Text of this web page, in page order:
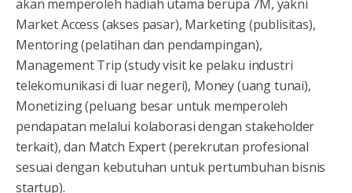
akan memperoleh hadiah utama berupa 7M, yakni
Market Access (akses pasar), Marketing (publisitas),
Mentoring (pelatihan dan pendampingan),
Management Trip (study visit ke pelaku industri
telekomunikasi di luar negeri), Money (uang tunai),
Monetizing (peluang besar untuk memperoleh
pendapatan melalui kolaborasi dengan stakeholder
terkait), dan Match Expert (perekrutan profesional
sesuai dengan kebutuhan untuk pertumbuhan bisnis
startup).